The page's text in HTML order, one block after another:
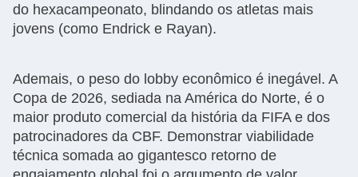
do hexacampeonato, blindando os atletas mais
jovens (como Endrick e Rayan).
Ademais, o peso do lobby econômico é inegável. A
Copa de 2026, sediada na América do Norte, é o
maior produto comercial da história da FIFA e dos
patrocinadores da CBF. Demonstrar viabilidade
técnica somada ao gigantesco retorno de